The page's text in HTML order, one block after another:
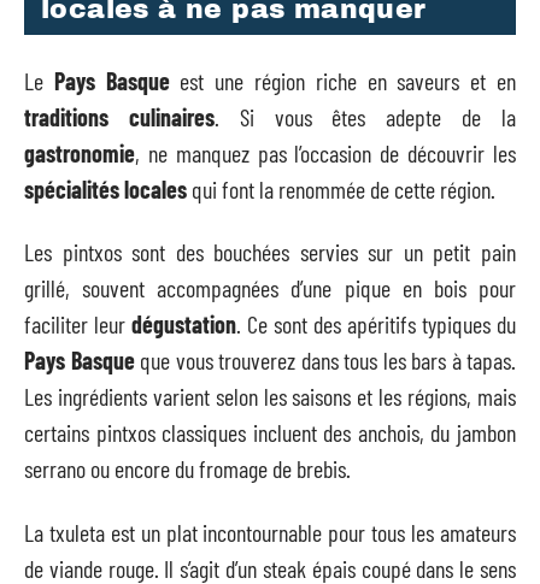
locales à ne pas manquer
Le Pays Basqueest une région riche en saveurs et en
traditions culinaires. Si vous êtes adepte de la
gastronomie, ne manquez pas l’occasion de découvrir les
spécialités locales qui font la renommée de cette région.
Les pintxos sont des bouchées servies sur un petit pain
grillé, souvent accompagnées d’une pique en bois pour
faciliter leur dégustation. Ce sont des apéritifs typiques du
Pays Basqueque vous trouverez dans tous les bars à tapas.
Les ingrédients varient selon les saisons et les régions, mais
certains pintxos classiques incluent des anchois, du jambon
serrano ou encore du fromage de brebis.
La txuleta est un plat incontournable pour tous les amateurs
de viande rouge. Il s’agit d’un steak épais coupé dans le sens